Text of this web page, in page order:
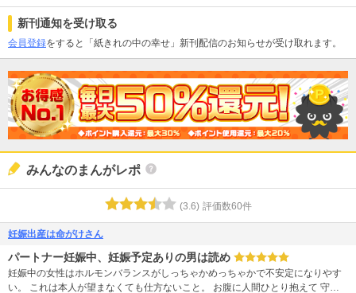
新刊通知を受け取る
会員登録をすると「紙きれの中の幸せ」新刊配信のお知らせが受け取れます。
みんなのまんがレポ
(3.6) 評価数60件
妊娠出産は命がけさん
パートナー妊娠中、妊娠予定ありの男は読め
妊娠中の女性はホルモンバランスがしっちゃかめっちゃかで不安定になりやす
い。 これは本人が望まなくても仕方ないこと。 お腹に人間ひとり抱えて 守ら